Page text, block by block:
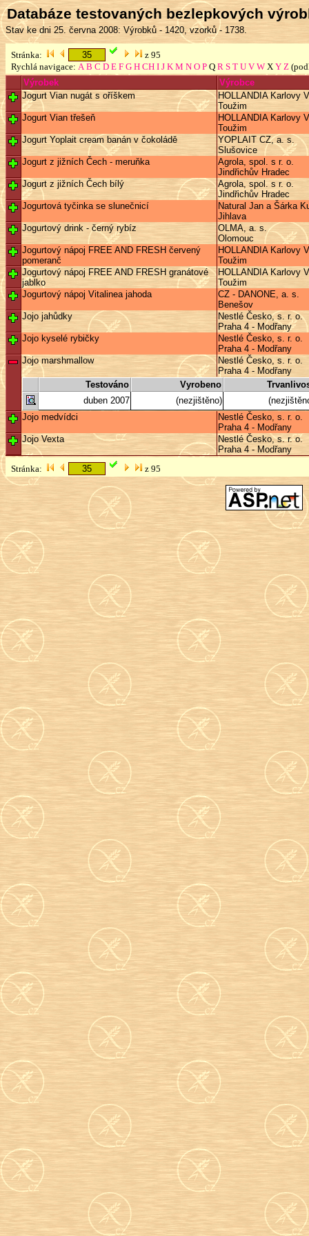
Databáze testovaných bezlepkových
Stav ke dni 25. června 2008: Výrobků - 1420, vzorků - 1738.
Stránka:
z 95
Rychlá navigace: A B C D E F G H CH I J K M N O P Q R S T U V W X Y Z
Výrobek
Výrobce
Jogurt Vian nugát s oříškem
HOLLANDIA Karlovy
Toužim
Jogurt Vian třešeň
HOLLANDIA Karlovy
Toužim
Jogurt Yoplait cream banán v čokoládě
YOPLAIT CZ, a. s.
Slušovice
Jogurt z jižních Čech - meruňka
Agrola, spol. s r. o.
Jindřichův Hradec
Jogurt z jižních Čech bílý
Agrola, spol. s r. o.
Jindřichův Hradec
Jogurtová tyčinka se slunečnicí
Natural Jan a Šárka
Jihlava
Jogurtový drink - černý rybíz
OLMA, a. s.
Olomouc
Jogurtový nápoj FREE AND FRESH červený
pomeranč
HOLLANDIA Karlovy
Toužim
Jogurtový nápoj FREE AND FRESH granátové
jablko
HOLLANDIA Karlovy
Toužim
Jogurtový nápoj Vitalinea jahoda
CZ - DANONE, a. s.
Benešov
Jojo jahůdky
Nestlé Česko, s. r. o.
Praha 4 - Modřany
Jojo kyselé rybičky
Nestlé Česko, s. r. o.
Praha 4 - Modřany
Jojo marshmallow
Nestlé Česko, s. r. o.
Praha 4 - Modřany
Testováno
Vyrobeno
duben 2007
(nezjištěno)
Jojo medvídci
Nestlé Česko, s. r. o.
Praha 4 - Modřany
Jojo Vexta
Nestlé Česko, s. r. o.
Praha 4 - Modřany
Stránka:
z 95